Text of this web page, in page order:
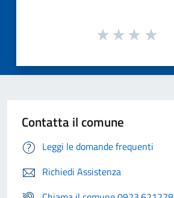
Contatta il comune
Leggi le domande frequenti
Richiedi Assistenza